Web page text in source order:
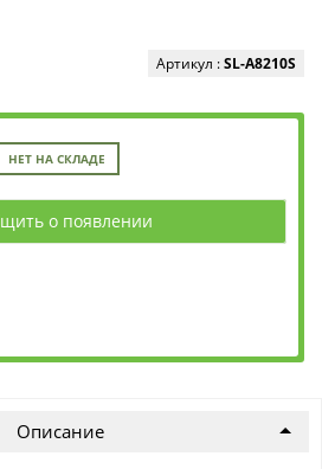
Артикул :SL-A8210S
НЕТ НА СКЛАДЕ
о появлении
Описание